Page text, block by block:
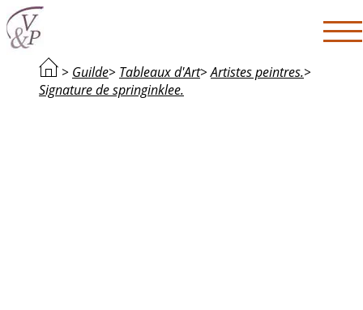
> Guilde> Tableaux d'Art>Artistes peintres.>
Signature de springinklee.